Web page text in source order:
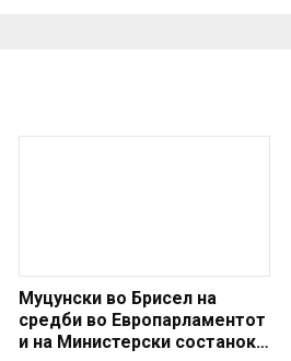
Муцунски во Брисел на
средби во Европарламентот
и на Министерски состанок